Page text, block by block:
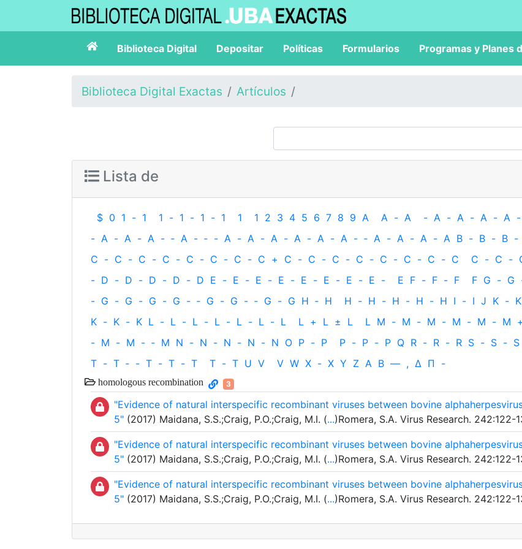
Biblioteca Digital Depositar Políticas Formularios Programas y Planes
Biblioteca Digital Exactas Artículos
Lista de
$ 0 1 - 1 1 - 1 - 1 - 1 1 1 2 3 4 5 6 7 8 9 A A - A - A - A - A - A -
- A - A - A - ‐ A - ‐ - A - A - A - A - A - A - ‐ A - A - A - A B - B - B -
C - C - C - C - C - C - C - C + C - C - C - C - C - C - C - C C - C -
- D - D - D - D - D E - E - E - E - E - E - E - E - E F - F - F F G - G
- G - G - G - G - ‐ G - G - ‐ G - G H ‐ H H - H - H - H - H I - I J K - K
K - K - K L - L - L - L - L - L - L L + L ± L L M - M - M - M - M - M +
- M - M - ‐ M N - N - N - N - N O P - P P - P - P Q R - R - R S - S - S
T - T ‐ - T - T - T T - T U V V W X - X Y Z Α Β — , Δ Π -
homologous recombination 3
"Evidence of natural interspecific recombinant viruses between bovine
5" (2017) Maidana, S.S.;Craig, P.O.;Craig, M.I. (...)Romera, S.A. Virus Research. 242:122-
"Evidence of natural interspecific recombinant viruses between bovine
5" (2017) Maidana, S.S.;Craig, P.O.;Craig, M.I. (...)Romera, S.A. Virus Research. 242:122-
"Evidence of natural interspecific recombinant viruses between bovine
5" (2017) Maidana, S.S.;Craig, P.O.;Craig, M.I. (...)Romera, S.A. Virus Research. 242:122-